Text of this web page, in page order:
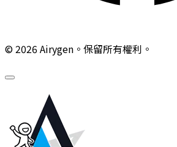
© 2026 Airygen。保留所有權利。